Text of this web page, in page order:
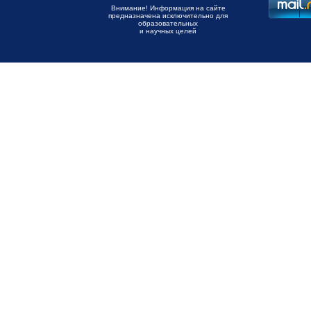
Внимание! Информация на сайте
предназначена исключительно для
образовательных
и научных целей